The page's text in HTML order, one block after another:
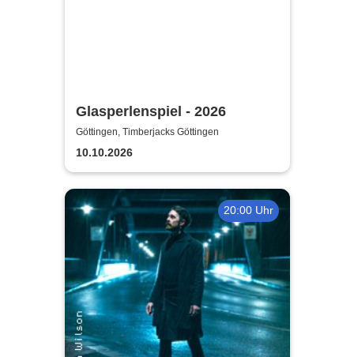
Glasperlenspiel - 2026
Göttingen, Timberjacks Göttingen
10.10.2026
20:00 Uhr